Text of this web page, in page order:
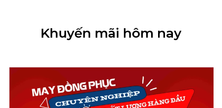
Khuyến mãi hôm nay